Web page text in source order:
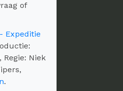
of
Expeditie
Niek
.